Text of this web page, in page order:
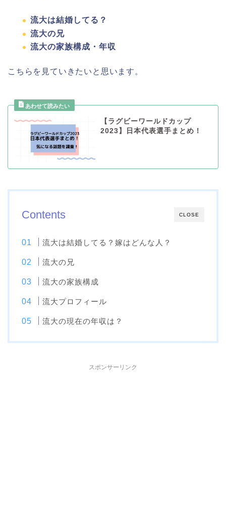
流大は結婚してる？
流大の兄
流大の家族構成・年収
こちらを見ていきたいと思います。
【ラグビーワールドカップ
2023】日本代表選手まとめ！
CLOSE
Contents
流大は結婚してる？嫁はどんな人？
流大の兄
流大の家族構成
流大プロフィール
流大の現在の年収は？
スポンサーリンク